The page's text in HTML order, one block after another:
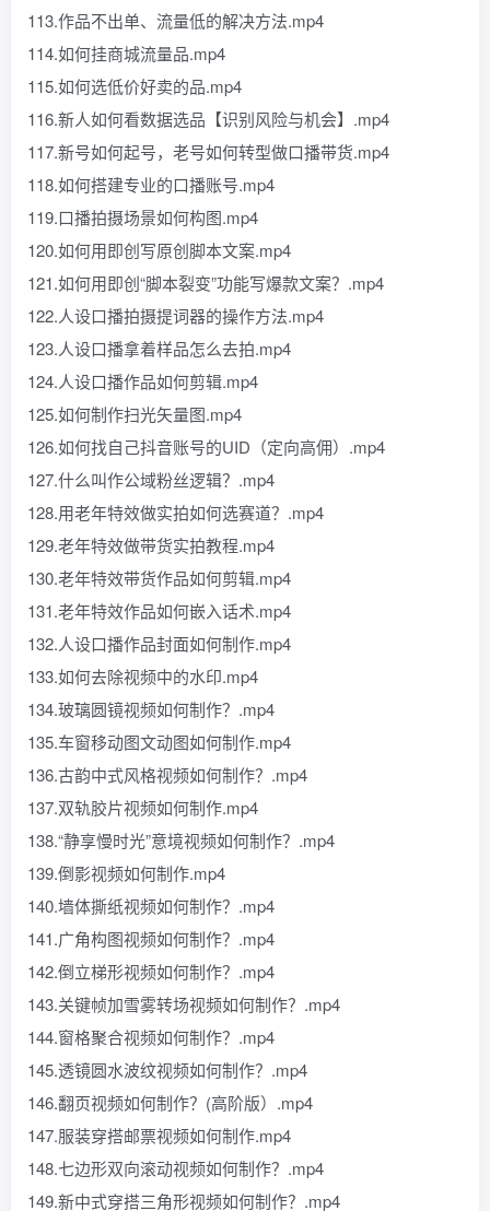
113.作品不出单、流量低的解决方法.mp4
114.如何挂商城流量品.mp4
115.如何选低价好卖的品.mp4
116.新人如何看数据选品【识别风险与机会】.mp4
117.新号如何起号，老号如何转型做口播带货.mp4
118.如何搭建专业的口播账号.mp4
119.口播拍摄场景如何构图.mp4
120.如何用即创写原创脚本文案.mp4
121.如何用即创“脚本裂变”功能写爆款文案？.mp4
122.人设口播拍摄提词器的操作方法.mp4
123.人设口播拿着样品怎么去拍.mp4
124.人设口播作品如何剪辑.mp4
125.如何制作扫光矢量图.mp4
126.如何找自己抖音账号的UID（定向高佣）.mp4
127.什么叫作公域粉丝逻辑？.mp4
128.用老年特效做实拍如何选赛道？.mp4
129.老年特效做带货实拍教程.mp4
130.老年特效带货作品如何剪辑.mp4
131.老年特效作品如何嵌入话术.mp4
132.人设口播作品封面如何制作.mp4
133.如何去除视频中的水印.mp4
134.玻璃圆镜视频如何制作？.mp4
135.车窗移动图文动图如何制作.mp4
136.古韵中式风格视频如何制作？.mp4
137.双轨胶片视频如何制作.mp4
138.“静享慢时光”意境视频如何制作？.mp4
139.倒影视频如何制作.mp4
140.墙体撕纸视频如何制作？.mp4
141.广角构图视频如何制作？.mp4
142.倒立梯形视频如何制作？.mp4
143.关键帧加雪雾转场视频如何制作？.mp4
144.窗格聚合视频如何制作？.mp4
145.透镜圆水波纹视频如何制作？.mp4
146.翻页视频如何制作？(高阶版）.mp4
147.服装穿搭邮票视频如何制作.mp4
148.七边形双向滚动视频如何制作？.mp4
149.新中式穿搭三角形视频如何制作？.mp4